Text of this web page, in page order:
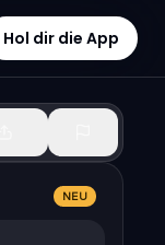
Hol dir die App
NEU